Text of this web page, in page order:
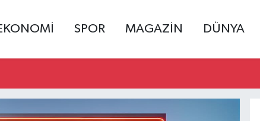
SPOR MAGAZİN DÜNYA